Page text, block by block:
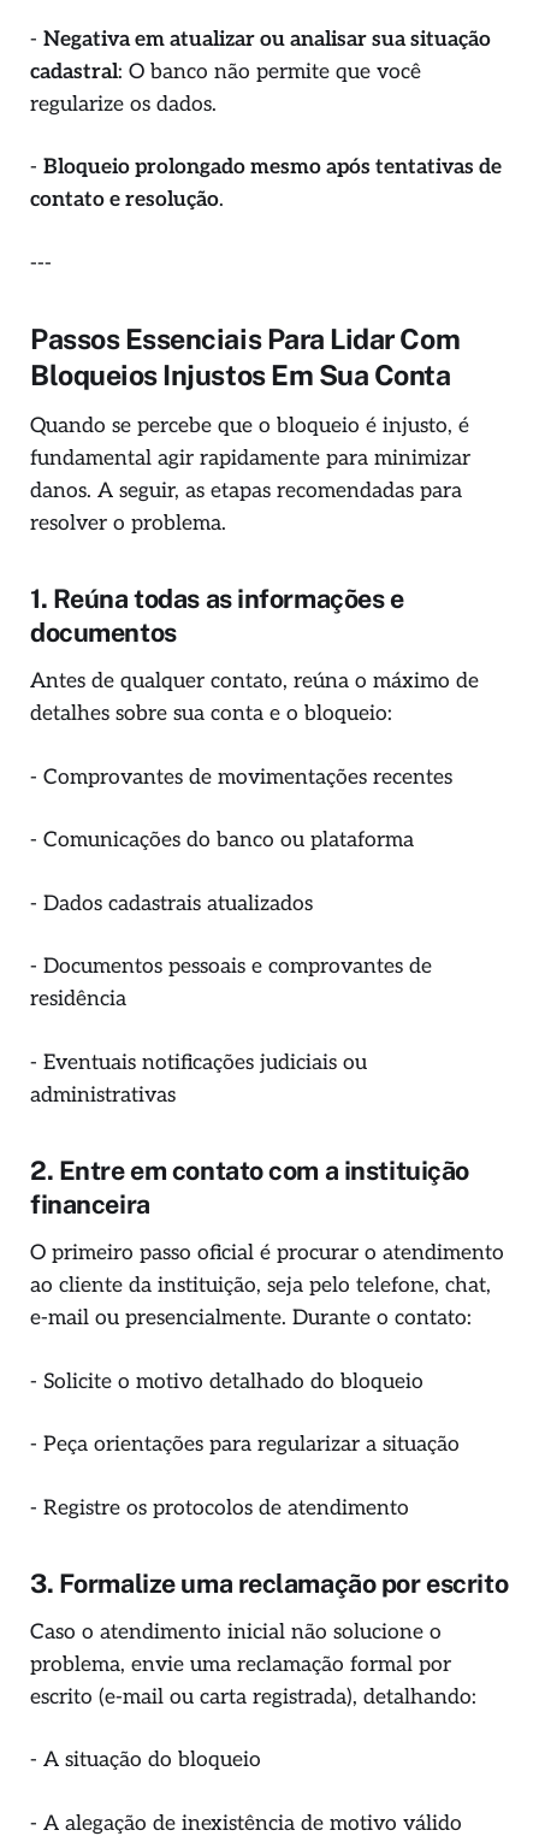
- Negativa em atualizar ou analisar sua situação
cadastral: O banco não permite que você
regularize os dados.
- Bloqueio prolongado mesmo após tentativas de
contato e resolução.
---
Passos Essenciais Para Lidar Com
Bloqueios Injustos Em Sua Conta
Quando se percebe que o bloqueio é injusto, é
fundamental agir rapidamente para minimizar
danos. A seguir, as etapas recomendadas para
resolver o problema.
1. Reúna todas as informações e
documentos
Antes de qualquer contato, reúna o máximo de
detalhes sobre sua conta e o bloqueio:
- Comprovantes de movimentações recentes
- Comunicações do banco ou plataforma
- Dados cadastrais atualizados
- Documentos pessoais e comprovantes de
residência
- Eventuais notificações judiciais ou
administrativas
2. Entre em contato com a instituição
financeira
O primeiro passo oficial é procurar o atendimento
ao cliente da instituição, seja pelo telefone, chat,
e-mail ou presencialmente. Durante o contato:
- Solicite o motivo detalhado do bloqueio
- Peça orientações para regularizar a situação
- Registre os protocolos de atendimento
3. Formalize uma reclamação por escrito
Caso o atendimento inicial não solucione o
problema, envie uma reclamação formal por
escrito (e-mail ou carta registrada), detalhando:
- A situação do bloqueio
- A alegação de inexistência de motivo válido